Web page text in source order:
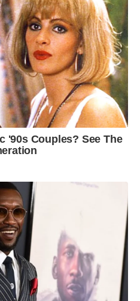
'90s Couples? See The